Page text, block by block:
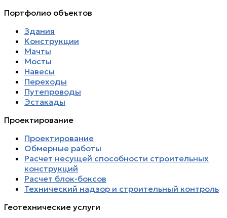
Портфолио объектов
Здания
Конструкции
Мачты
Мосты
Навесы
Переходы
Путепроводы
Эстакады
Проектирование
Проектирование
Обмерные работы
Расчет несущей способности строительных
конструкций
Расчет блок-боксов
Технический надзор и строительный контроль
Геотехнические услуги